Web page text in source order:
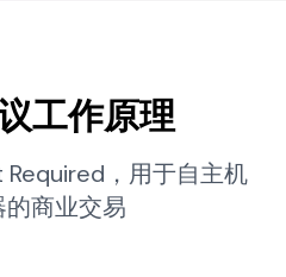
工作原理
，用于自主机
商业交易